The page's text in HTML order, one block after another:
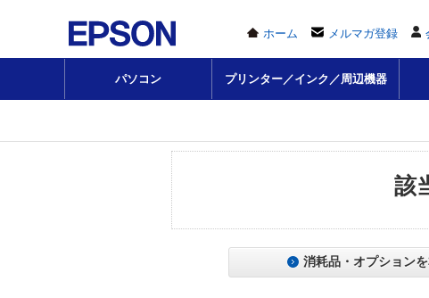
ホーム メルマガ登録
パソコン プリンター／インク／周辺機器
該
消耗品・オプション